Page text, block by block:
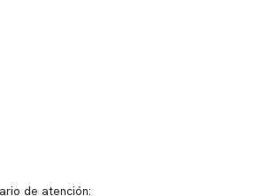
de atención: